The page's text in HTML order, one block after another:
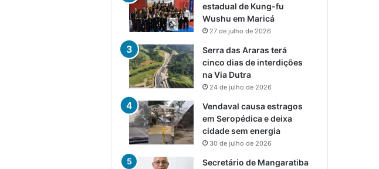
estadual de Kung-fu
Wushu em Maricá
27 de julho de 2026
Serra das Araras terá
cinco dias de interdições
na Via Dutra
24 de julho de 2026
Vendaval causa estragos
em Seropédica e deixa
cidade sem energia
30 de julho de 2026
Secretário de Mangaratiba